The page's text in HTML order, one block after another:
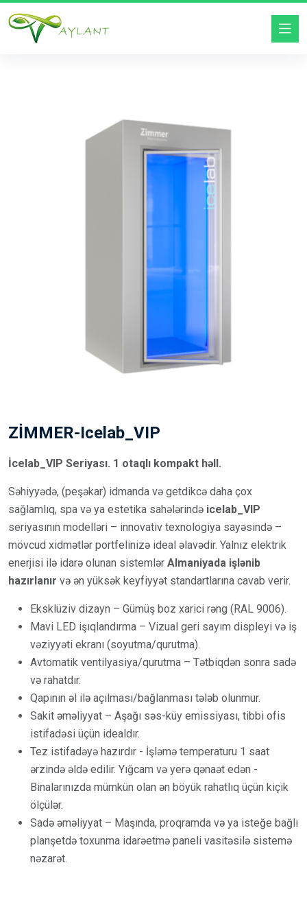
ZİMMER-Icelab_VIP
İcelab_VIP Seriyası. 1 otaqlı kompakt həll.
Səhiyyədə, (peşəkar) idmanda və getdikcə daha çox
sağlamlıq, spa və ya estetika sahələrində icelab_VIP
seriyasının modelləri – innovativ texnologiya sayəsində –
mövcud xidmətlər portfelinizə ideal əlavədir. Yalnız elektrik
enerjisi ilə idarə olunan sistemlər Almaniyada işlənib
hazırlanır və ən yüksək keyfiyyət standartlarına cavab verir.
Eksklüziv dizayn – Gümüş boz xarici rəng (RAL 9006).
Mavi LED işıqlandırma – Vizual geri sayım displeyi və iş
vəziyyəti ekranı (soyutma/qurutma).
Avtomatik ventilyasiya/qurutma – Tətbiqdən sonra sadə
və rahatdır.
Qapının əl ilə açılması/bağlanması tələb olunmur.
Sakit əməliyyat – Aşağı səs-küy emissiyası, tibbi ofis
istifadəsi üçün idealdır.
Tez istifadəyə hazırdır - İşləmə temperaturu 1 saat
ərzində əldə edilir. Yığcam və yerə qənaət edən -
Binalarınızda mümkün olan ən böyük rahatlıq üçün kiçik
ölçülər.
Sadə əməliyyat – Maşında, proqramda və ya isteğe bağlı
planşetdə toxunma idarəetmə paneli vasitəsilə sistemə
nəzarət.